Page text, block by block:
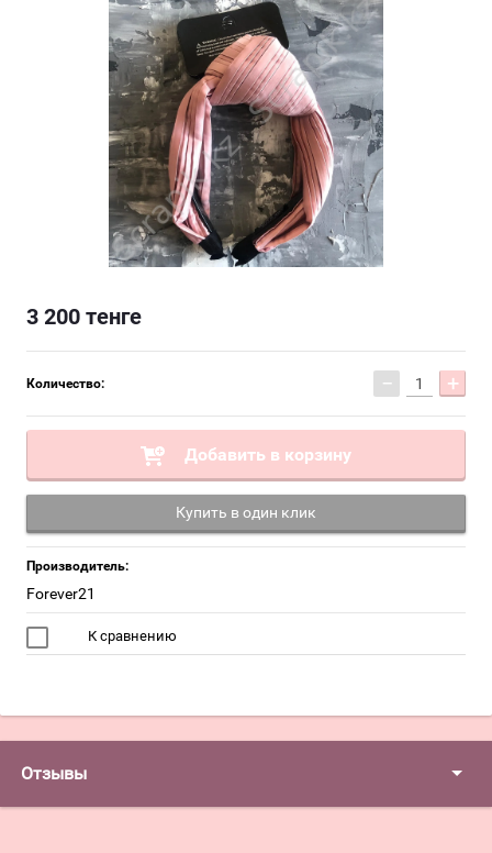
3 200 тенге
Количество: − +
Добавить в корзину
Купить в один клик
Производитель:
Forever21
К сравнению
Отзывы